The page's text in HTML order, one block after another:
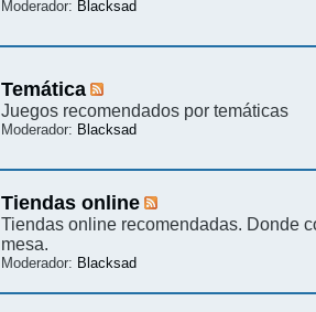
Moderador: Blacksad
Temática
Juegos recomendados por temáticas
Moderador: Blacksad
Tiendas online
Tiendas online recomendadas. Donde
mesa.
Moderador: Blacksad